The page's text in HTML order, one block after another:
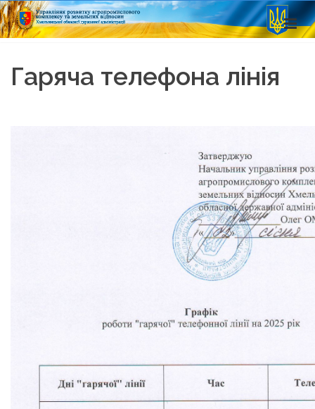
Гаряча телефона лінія